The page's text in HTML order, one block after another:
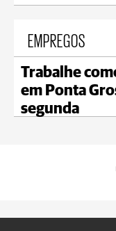
EMPREGOS
Trabalhe
em Ponta
segunda